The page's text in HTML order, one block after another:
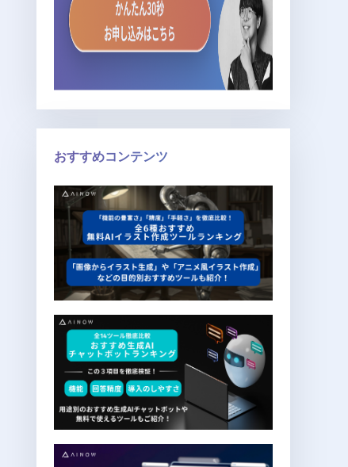
おすすめコンテンツ